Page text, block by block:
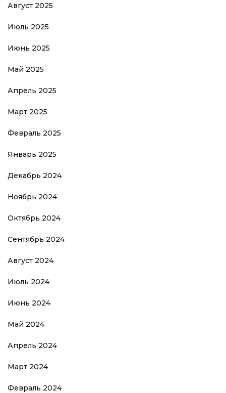
Август 2025
Июль 2025
Июнь 2025
Май 2025
Апрель 2025
Март 2025
Февраль 2025
Январь 2025
Декабрь 2024
Ноябрь 2024
Октябрь 2024
Сентябрь 2024
Август 2024
Июль 2024
Июнь 2024
Май 2024
Апрель 2024
Март 2024
Февраль 2024